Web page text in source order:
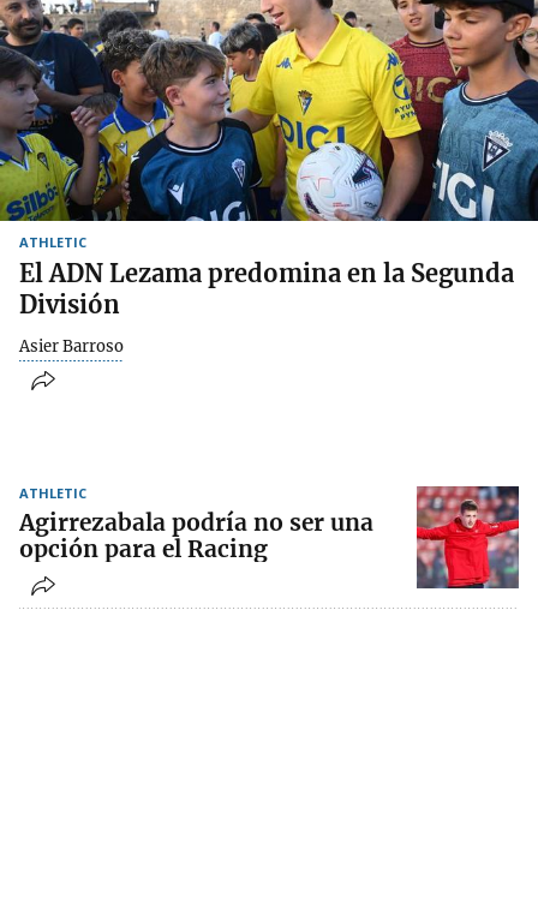
ATHLETIC
El ADN Lezama predomina en la Segunda
División
Asier Barroso
ATHLETIC
Agirrezabala podría no ser una
opción para el Racing